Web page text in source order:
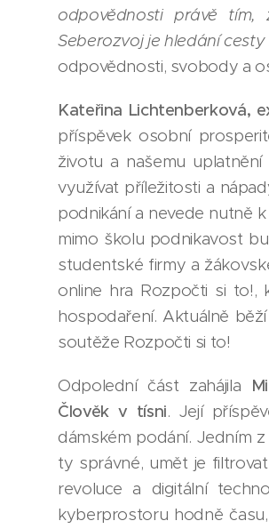
odpovědnosti právě
Seberozvoj je hledání
odpovědnosti, svobody a
Kateřina Lichtenberková,
příspěvek osobní
životu a našemu
využívat příležitosti a
podnikání a nevede nutně
mimo školu podnikavost
studentské firmy a
online hra Rozpočti si to!,
hospodaření. Aktuálně
soutěže Rozpočti si to!
Odpolední část zahájila
Člověk v tísni. Její
dámském podání. Jedním
ty správné, umět je
revoluce a digitální
kyberprostoru hodně